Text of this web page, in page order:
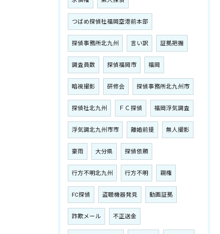
つばめ探偵社福岡空港前本部
探偵事務所北九州 言い訳 証拠把握
調査員数 探偵福岡市 福岡
暗視撮影 研修会 探偵事務所北九州市
探偵社北九州 ＦＣ探偵 福岡浮気調査
浮気調北九州市市 離婚前提 無人撮影
豪雨 大分県 探偵依頼
行方不明北九州 行方不明 親権
FC探偵 盗聴機器発見 動画証拠
詐欺メール 不正送金